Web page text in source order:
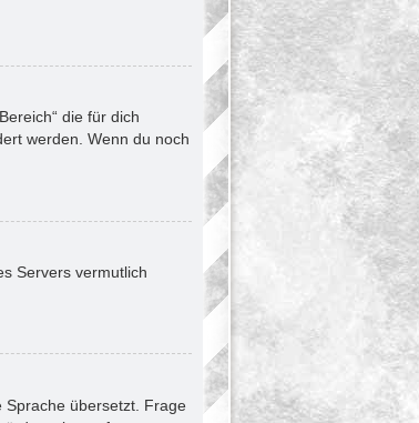
die für dich
werden. Wenn du noch
Servers vermutlich
Sprache übersetzt. Frage